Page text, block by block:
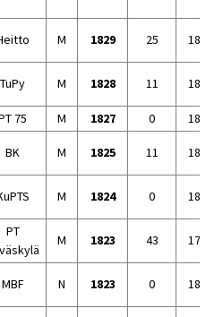
M 1829 25
TuPy M 1828 11
75 M 1827 0
BK M 1825 11
M 1824 0
PT
M 1823 43
MBF N 1823 0